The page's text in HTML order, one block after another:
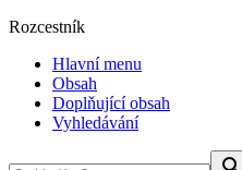
Rozcestník
Hlavní menu
Obsah
Doplňující obsah
Vyhledávání